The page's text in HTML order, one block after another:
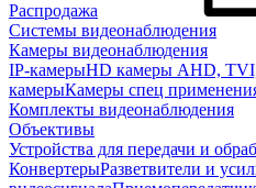
Распродажа
Системы видеонаблюдения
Камеры видеонаблюдения
IP-камерыHD камеры AHD,
камерыКамеры спец
Комплекты видеонаблюдения
Объективы
Устройства для передачи и
КонвертерыРазветвители и